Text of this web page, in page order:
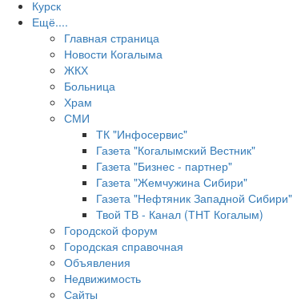
Курск
Ещё....
Главная страница
Новости Когалыма
ЖКХ
Больница
Храм
СМИ
ТК "Инфосервис"
Газета "Когалымский Вестник"
Газета "Бизнес - партнер"
Газета "Жемчужина Сибири"
Газета "Нефтяник Западной Сибири"
Твой ТВ - Канал (ТНТ Когалым)
Городской форум
Городская справочная
Объявления
Недвижимость
Сайты